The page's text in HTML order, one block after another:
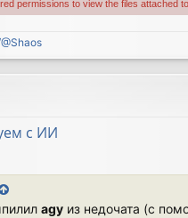
permissions to view the files attached
с ИИ
agy из недочата (с